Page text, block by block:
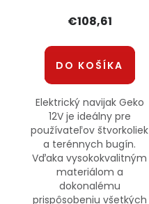
€108,61
DO KOŠÍKA
Elektrický navijak Geko
12V je ideálny pre
používateľov štvorkoliek
a terénnych bugín.
Vďaka vysokokvalitným
materiálom a
dokonalému
prispôsobeniu všetkých